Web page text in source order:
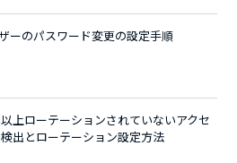
ーのパスワード変更の設定手順
上ローテーションされていないアクセ
出とローテーション設定方法